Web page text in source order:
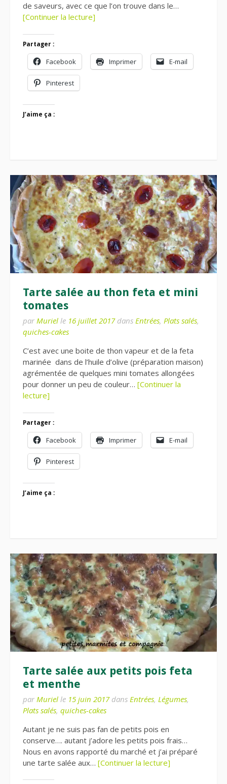
de saveurs, avec ce que l’on trouve dans le…
[Continuer la lecture]
Partager :
Facebook Imprimer E-mail
Pinterest
J’aime ça :
Tarte salée au thon feta et mini
tomates
par Muriel le 16 juillet 2017dans Entrées, Plats salés,
quiches-cakes
C’est avec une boite de thon vapeur et de la feta
marinée dans de l’huile d’olive (préparation maison)
agrémentée de quelques mini tomates allongées
pour donner un peu de couleur… [Continuer la
lecture]
Partager :
Facebook Imprimer E-mail
Pinterest
J’aime ça :
Tarte salée aux petits pois feta
et menthe
par Muriel le 15 juin 2017dans Entrées, Légumes,
Plats salés, quiches-cakes
Autant je ne suis pas fan de petits pois en
conserve…. autant j’adore les petits pois frais…
Nous en avons rapporté du marché et j’ai préparé
une tarte salée aux… [Continuer la lecture]